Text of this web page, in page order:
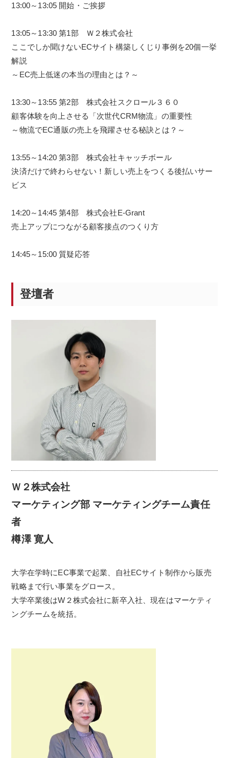
13:00～13:05 開始・ご挨拶
13:05～13:30 第1部 Ｗ２株式会社
ここでしか聞けないECサイト構築しくじり事例を20個一挙
解説
～EC売上低迷の本当の理由とは？～
13:30～13:55 第2部 株式会社スクロール３６０
顧客体験を向上させる「次世代CRM物流」の重要性
～物流でEC通販の売上を飛躍させる秘訣とは？～
13:55～14:20 第3部 株式会社キャッチボール
決済だけで終わらせない！新しい売上をつくる後払いサー
ビス
14:20～14:45 第4部 株式会社E-Grant
売上アップにつながる顧客接点のつくり方
14:45～15:00 質疑応答
登壇者
Ｗ２株式会社
マーケティング部 マーケティングチーム責任
者
樽澤 寛人
大学在学時にEC事業で起業、自社ECサイト制作から販売
戦略まで行い事業をグロース。
大学卒業後はW２株式会社に新卒入社、現在はマーケティ
ングチームを統括。